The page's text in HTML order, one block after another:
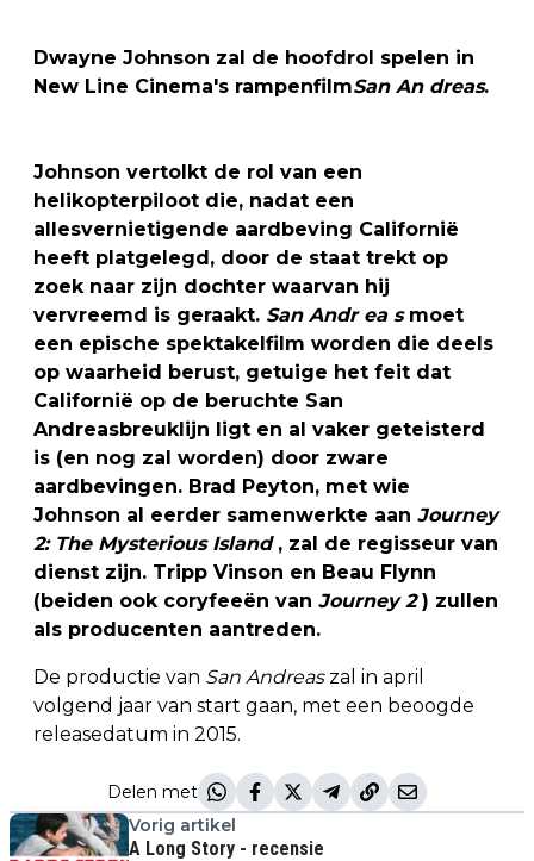
Dwayne Johnson zal de hoofdrol spelen in
New Line Cinema's rampenfilmSan An dreas.
Johnson vertolkt de rol van een
helikopterpiloot die, nadat een
allesvernietigende aardbeving Californië
heeft platgelegd, door de staat trekt op
zoek naar zijn dochter waarvan hij
vervreemd is geraakt. San Andr ea smoet
een epische spektakelfilm worden die deels
op waarheid berust, getuige het feit dat
Californië op de beruchte San
Andreasbreuklijn ligt en al vaker geteisterd
is (en nog zal worden) door zware
aardbevingen. Brad Peyton, met wie
Johnson al eerder samenwerkte aan Journey
2: The Mysterious Island, zal de regisseur van
dienst zijn. Tripp Vinson en Beau Flynn
(beiden ook coryfeeën van Journey 2) zullen
als producenten aantreden.
De productie van San Andreaszal in april
volgend jaar van start gaan, met een beoogde
releasedatum in 2015.
Delen met
Vorig artikel
A Long Story - recensie